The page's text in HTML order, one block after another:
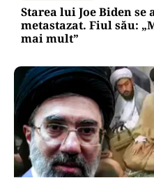
Starea lui Joe Biden se
metastazat. Fiul său:
mai mult”